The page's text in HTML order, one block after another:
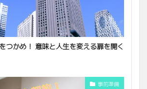
つかめ！ 意味と人生を変える扉を開く
事前準備